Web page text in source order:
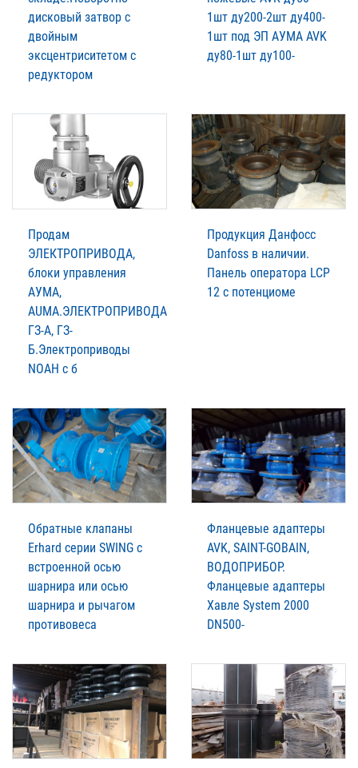
дисковый затвор с
двойным
эксцентриситетом с
редуктором
1шт ду200-2шт ду400-
1шт под ЭП АУМА AVK
ду80-1шт ду100-
Продам
ЭЛЕКТРОПРИВОДА,
блоки управления
АУМА,
AUMA.ЭЛЕКТРОПРИВОДА
ГЗ-А, ГЗ-
Б.Электроприводы
NOAH c б
Продукция Данфосс
Danfoss в наличии.
Панель оператора LCP
12 с потенциоме
Обратные клапаны
Erhard серии SWING с
встроенной осью
шарнира или осью
шарнира и рычагом
противовеса
Фланцевые адаптеры
AVK, SAINT-GOBAIN,
ВОДОПРИБОР.
Фланцевые адаптеры
Xавле System 2000
DN500-